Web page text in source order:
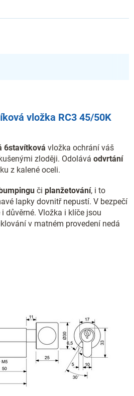
vložka RC3 45/50K
6stavítková vložka ochrání váš
zloději. Odolává odvrtání
z kalené oceli.
či planžetování, i to
lapky dovnitř nepustí. V bezpečí
důvěrné. Vložka i klíče jsou
v matném provedení nedá